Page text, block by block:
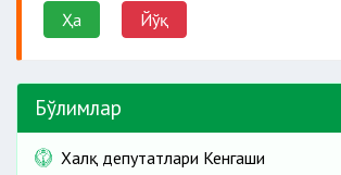
Ҳа Йўқ
Бўлимлар
Халқ депутатлари Кенгаши